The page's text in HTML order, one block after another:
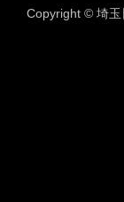
Copyright © 埼玉